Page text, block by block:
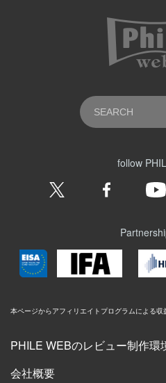
follow
本ページからアフィリエイトプログラムによる
PHILE WEBのレビュー制作環
会社概要